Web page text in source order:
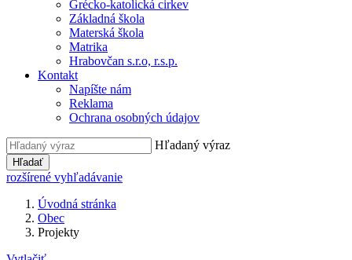
Grécko-katolická cirkev
Základná škola
Materská škola
Matrika
Hrabovčan s.r.o, r.s.p.
Kontakt
Napíšte nám
Reklama
Ochrana osobných údajov
Hľadaný výraz
Hľadať
rozšírené vyhľadávanie
Úvodná stránka
Obec
Projekty